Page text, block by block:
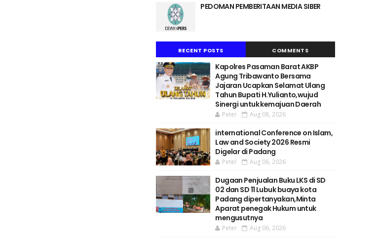
PEDOMAN PEMBERITAAN MEDIA SIBER
RECENT POSTS COMMENTS
Kapolres Pasaman Barat AKBP
Agung Tribawanto Bersama
Jajaran Ucapkan Selamat Ulang
Tahun Bupati H.Yulianto,wujud
Sinergi untuk kemajuan Daerah
Peter Aug 08, 2026
international Conference on Islam,
Law and Society 2026 Resmi
Digelar di Padang
Peter Aug 06, 2026
Dugaan Penjualan Buku LKS di SD
02 dan SD 11 Lubuk buaya kota
Padang dipertanyakan,Minta
Aparat penegak Hukum untuk
mengusutnya
Peter Aug 06, 2026